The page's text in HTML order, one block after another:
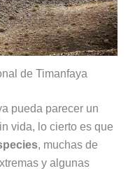
de Timanfaya
pueda parecer un
vida, lo cierto es que
, muchas de
y algunas